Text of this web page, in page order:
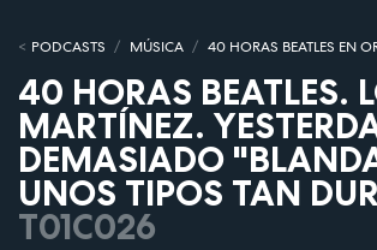
PODCASTS MÚSICA 40 HORAS BEATLES EN
40 HORAS BEATLES.
MARTÍNEZ.
DEMASIADO
UNOS TIPOS TAN
T01C026